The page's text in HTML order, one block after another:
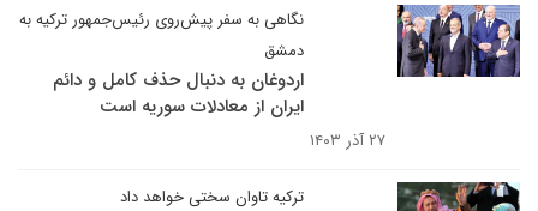
نگاهی به سفر پیش‌روی رئیس‌جمهور ترکیه به
دمشق
اردوغان به دنبال حذف کامل و دائم
ایران از معادلات سوریه است
۲۷ آذر ۱۴۰۳
ترکیه تاوان سختی خواهد داد